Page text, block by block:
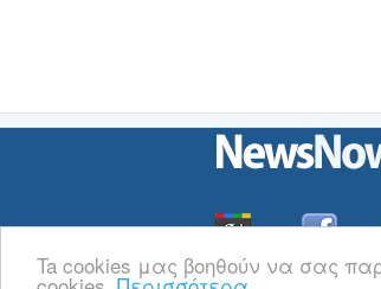
Ta cookies μας βοηθούν να σας